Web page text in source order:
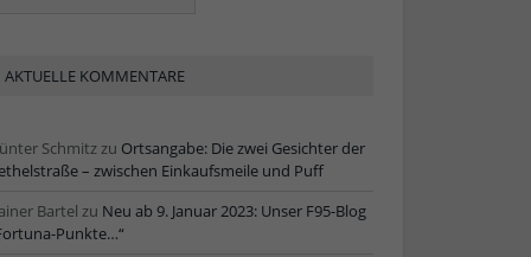
AKTUELLE KOMMENTARE
Schmitzzu Ortsangabe: Die zwei Gesichter der
– zwischen Einkaufsmeile und Puff
Bartel zu Neu ab 9. Januar 2023: Unser F95-Blog
Punkte…“